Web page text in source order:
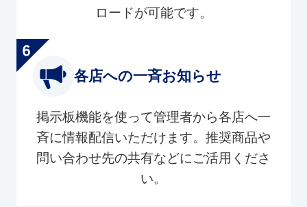
ロードが可能です。
各店への一斉お知らせ
掲示板機能を使って管理者から各店へ一
斉に情報配信いただけます。推奨商品や
問い合わせ先の共有などにご活用くださ
い。